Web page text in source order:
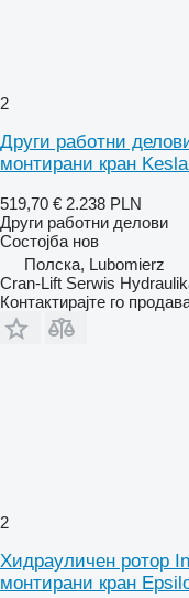
2
Други работни
монтирани кран
519,70 € 2.238 PLN
Други работни делови
Состојба нов
Полска, Lubomierz
Cran-Lift Serwis
Контактирајте го
2
Хидрауличен ротор
монтирани кран